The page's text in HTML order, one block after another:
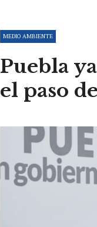
MEDIO AMBIENTE
Puebla
el paso